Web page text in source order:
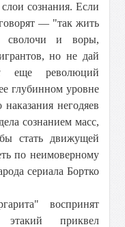
сознания. Если
— "так жить
сволочи и воры,
но не дай
революций
глубинном уровне
негодяев
сознанием масс,
стать движущей
по неимоверному
сериала Бортко
воспринят
приквел